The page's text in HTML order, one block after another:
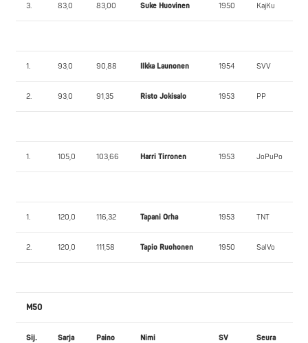
3. 83,0 83,00 Suke Huovinen 1950 KajKu
1. 93,0 90,88 Ilkka Launonen 1954 SVV
2. 93,0 91,35 Risto Jokisalo 1953 PP
1. 105,0 103,66 Harri Tirronen 1953 JoPuPo
1. 120,0 116,32 Tapani Orha 1953 TNT
2. 120,0 111,58 Tapio Ruohonen 1950 SalVo
M50
Sij. Sarja Paino Nimi SV Seura